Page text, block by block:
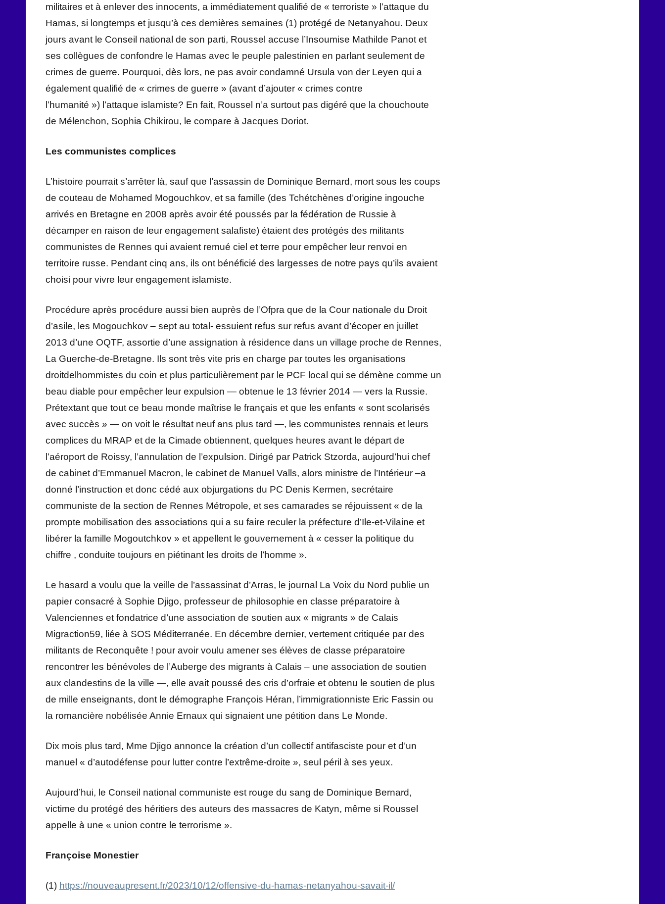
militaires et à enlever des innocents, a immédiatement qualifié de « terroriste » l’attaque du
Hamas, si longtemps et jusqu’à ces dernières semaines (1) protégé de Netanyahou. Deux
jours avant le Conseil national de son parti, Roussel accuse l’Insoumise Mathilde Panot et
ses collègues de confondre le Hamas avec le peuple palestinien en parlant seulement de
crimes de guerre. Pourquoi, dès lors, ne pas avoir condamné Ursula von der Leyen qui a
également qualifié de « crimes de guerre » (avant d’ajouter « crimes contre
l’humanité ») l’attaque islamiste? En fait, Roussel n’a surtout pas digéré que la chouchoute
de Mélenchon, Sophia Chikirou, le compare à Jacques Doriot.
Les communistes complices
L’histoire pourrait s’arrêter là, sauf que l’assassin de Dominique Bernard, mort sous les coups
de couteau de Mohamed Mogouchkov, et sa famille (des Tchétchènes d’origine ingouche
arrivés en Bretagne en 2008 après avoir été poussés par la fédération de Russie à
décamper en raison de leur engagement salafiste) étaient des protégés des militants
communistes de Rennes qui avaient remué ciel et terre pour empêcher leur renvoi en
territoire russe. Pendant cinq ans, ils ont bénéficié des largesses de notre pays qu’ils avaient
choisi pour vivre leur engagement islamiste.
Procédure après procédure aussi bien auprès de l’Ofpra que de la Cour nationale du Droit
d’asile, les Mogouchkov – sept au total- essuient refus sur refus avant d’écoper en juillet
2013 d’une OQTF, assortie d’une assignation à résidence dans un village proche de Rennes,
La Guerche-de-Bretagne. Ils sont très vite pris en charge par toutes les organisations
droitdelhommistes du coin et plus particulièrement par le PCF local qui se démène comme un
beau diable pour empêcher leur expulsion — obtenue le 13 février 2014 — vers la Russie.
Prétextant que tout ce beau monde maîtrise le français et que les enfants « sont scolarisés
avec succès » — on voit le résultat neuf ans plus tard —, les communistes rennais et leurs
complices du MRAP et de la Cimade obtiennent, quelques heures avant le départ de
l’aéroport de Roissy, l’annulation de l’expulsion. Dirigé par Patrick Stzorda, aujourd’hui chef
de cabinet d’Emmanuel Macron, le cabinet de Manuel Valls, alors ministre de l’Intérieur –a
donné l’instruction et donc cédé aux objurgations du PC Denis Kermen, secrétaire
communiste de la section de Rennes Métropole, et ses camarades se réjouissent « de la
prompte mobilisation des associations qui a su faire reculer la préfecture d’Ile-et-Vilaine et
libérer la famille Mogoutchkov » et appellent le gouvernement à « cesser la politique du
chiffre , conduite toujours en piétinant les droits de l’homme ».
Le hasard a voulu que la veille de l’assassinat d’Arras, le journal La Voix du Nord publie un
papier consacré à Sophie Djigo, professeur de philosophie en classe préparatoire à
Valenciennes et fondatrice d’une association de soutien aux « migrants » de Calais
Migraction59, liée à SOS Méditerranée. En décembre dernier, vertement critiquée par des
militants de Reconquête ! pour avoir voulu amener ses élèves de classe préparatoire
rencontrer les bénévoles de l’Auberge des migrants à Calais – une association de soutien
aux clandestins de la ville —, elle avait poussé des cris d’orfraie et obtenu le soutien de plus
de mille enseignants, dont le démographe François Héran, l’immigrationniste Eric Fassin ou
la romancière nobélisée Annie Ernaux qui signaient une pétition dans Le Monde.
Dix mois plus tard, Mme Djigo annonce la création d’un collectif antifasciste pour et d’un
manuel « d’autodéfense pour lutter contre l’extrême-droite », seul péril à ses yeux.
Aujourd’hui, le Conseil national communiste est rouge du sang de Dominique Bernard,
victime du protégé des héritiers des auteurs des massacres de Katyn, même si Roussel
appelle à une « union contre le terrorisme ».
Françoise Monestier
(1) https://nouveaupresent.fr/2023/10/12/offensive-du-hamas-netanyahou-savait-il/